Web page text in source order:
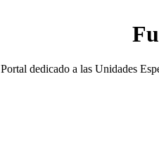
Portal dedicado a las Unidades